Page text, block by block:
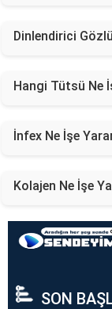
Dinlendirici
Hangi Tütsü Ne
İnfex Ne İşe
Kolajen Ne İşe
SON